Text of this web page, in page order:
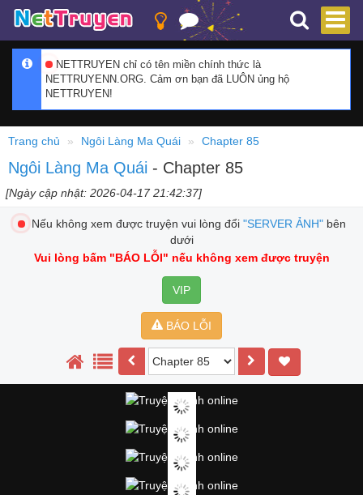
NETTRUYEN chỉ có tên miền chính thức là
NETTRUYENN.ORG. Cảm ơn bạn đã LUÔN ủng hộ
NETTRUYEN!
Trang chủ Ngôi Làng Ma Quái Chapter 85
Ngôi Làng Ma Quái - Chapter 85
[Ngày cập nhật: 2026-04-17 21:42:37]
Nếu không xem được truyện vui lòng đổi "SERVER ẢNH"bên
dưới
Vui lòng bấm "BÁO LỖI" nếu không xem được truyện
VIP
BÁO LỖI